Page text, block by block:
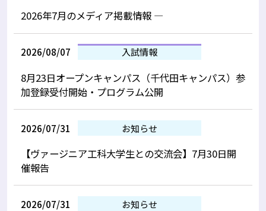
2026年7月のメディア掲載情報 —
2026/08/07 入試情報
8月23日オープンキャンパス（千代田キャンパス）参
加登録受付開始・プログラム公開
2026/07/31 お知らせ
【ヴァージニア工科大学生との交流会】7月30日開
催報告
2026/07/31 お知らせ